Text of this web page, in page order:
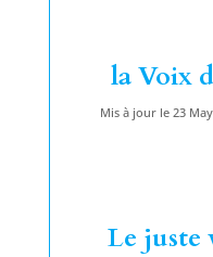
la Voix
Mis à jour le 23
Le juste